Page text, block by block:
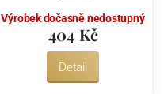
Výrobek dočasně nedostupný
404 Kč
Detail